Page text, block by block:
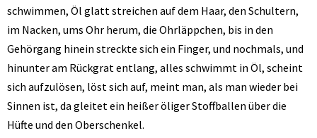
schwimmen, Öl glatt streichen auf dem Haar, den Schultern,
im Nacken, ums Ohr herum, die Ohrläppchen, bis in den
Gehörgang hinein streckte sich ein Finger, und nochmals, und
hinunter am Rückgrat entlang, alles schwimmt in Öl, scheint
sich aufzulösen, löst sich auf, meint man, als man wieder bei
Sinnen ist, da gleitet ein heißer öliger Stoffballen über die
Hüfte und den Oberschenkel.